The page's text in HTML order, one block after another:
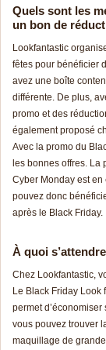
Quels sont les
un bon de
Lookfantastic
fêtes pour bénéficier
avez une boîte
différente. De plus,
promo et des
également proposé
Avec la promo du
les bonnes offres. La
Cyber Monday est en
pouvez donc
après le Black Friday.
À quoi
Chez Lookfantastic,
Le Black Friday Look
permet d’économiser
vous pouvez trouver
maquillage de